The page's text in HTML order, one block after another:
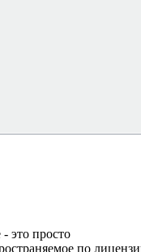
это просто
по